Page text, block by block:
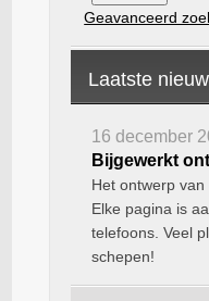
Geavanceerd
Laatste
16 december
Bijgewerkt
Het ontwerp van
Elke pagina is
telefoons. Veel
schepen!